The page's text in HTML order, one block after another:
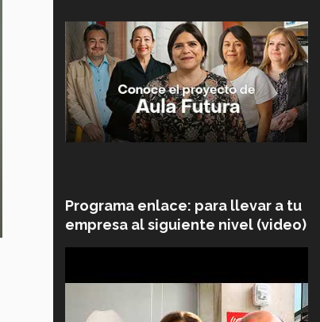
Programa enlace: para llevar a tu
empresa al siguiente nivel (video)